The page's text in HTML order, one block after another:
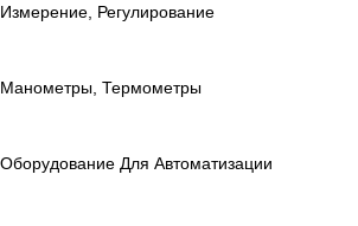
Измерение, Регулирование
Манометры, Термометры
Оборудование Для Автоматизации